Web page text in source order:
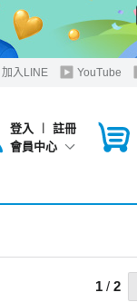
加入LINE YouTube
登入 ︱
註冊
會員中心
1 / 2